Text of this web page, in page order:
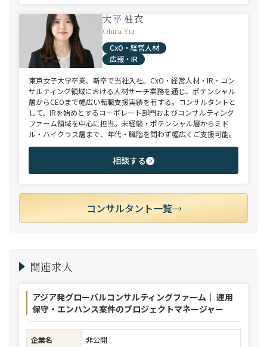
大平 柚衣
Ohira Yui
CxO・経営人材
広報・IR
東京女子大学卒業。新卒で当社入社。CxO・経営人材・IR・コン
サルティング領域における人材サーチ業務を通じ、ポテンシャル
層からCEOまで幅広い転職支援実績を有する。コンサルタントと
して、IRを始めとするコーポレート部門およびコンサルティング
ファーム領域を中心に担当。未経験・ポテンシャル層からミド
ル・ハイクラス層まで、年代・職階を問わず幅広くご支援可能。
相談する
コンサルタント一覧
関連求人
アジア発グローバルコンサルティングファーム｜ 運用
保守・エンハンス案件のプロジェクトマネージャー
企業名
非公開